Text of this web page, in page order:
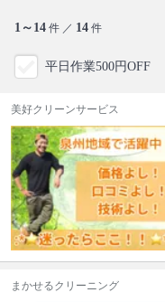
1～14 件 ／ 14 件
平日作業500円OFF
美好クリーンサービス
まかせるクリーニング